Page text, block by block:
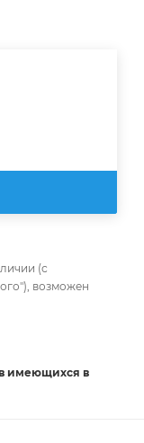
(с
возможен
имеющихся в